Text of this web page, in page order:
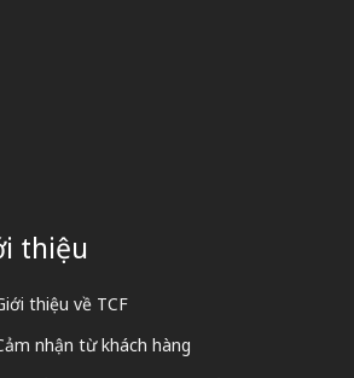
thiệu
thiệu về TCF
nhận từ khách hàng